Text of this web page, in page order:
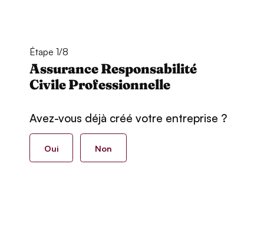
Étape 1/8
Assurance Responsabilité
Civile Professionnelle
Avez-vous déjà créé votre entreprise ?
Oui Non